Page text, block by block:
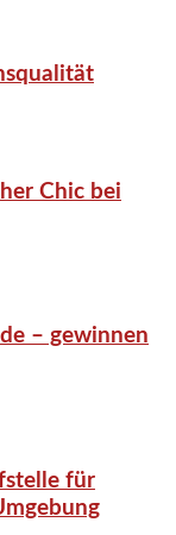
Chic bei
– gewinnen
für